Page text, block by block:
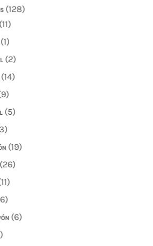
(128)
(11)
(1)
(2)
(14)
(5)
(19)
(26)
(6)